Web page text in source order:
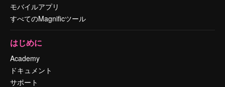
モバイルアプリ
すべてのMagnificツール
はじめに
Academy
ドキュメント
サポート